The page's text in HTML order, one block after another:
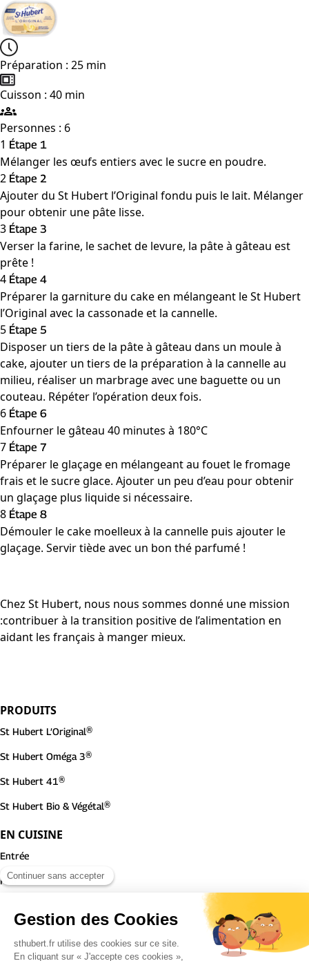
Préparation : 25 min
Cuisson : 40 min
Personnes : 6
1 Étape 1
Mélanger les œufs entiers avec le sucre en poudre.
2 Étape 2
Ajouter du St Hubert l’Original fondu puis le lait. Mélanger
pour obtenir une pâte lisse.
3 Étape 3
Verser la farine, le sachet de levure, la pâte à gâteau est
prête !
4 Étape 4
Préparer la garniture du cake en mélangeant le St Hubert
l’Original avec la cassonade et la cannelle.
5 Étape 5
Disposer un tiers de la pâte à gâteau dans un moule à
cake, ajouter un tiers de la préparation à la cannelle au
milieu, réaliser un marbrage avec une baguette ou un
couteau. Répéter l’opération deux fois.
6 Étape 6
Enfourner le gâteau 40 minutes à 180°C
7 Étape 7
Préparer le glaçage en mélangeant au fouet le fromage
frais et le sucre glace. Ajouter un peu d’eau pour obtenir
un glaçage plus liquide si nécessaire.
8 Étape 8
Démouler le cake moelleux à la cannelle puis ajouter le
glaçage. Servir tiède avec un bon thé parfumé !
Chez St Hubert, nous nous sommes donné une mission
:contribuer à la transition positive de l’alimentation en
aidant les français à manger mieux.
PRODUITS
St Hubert L’Original®
St Hubert Oméga 3®
St Hubert 41®
St Hubert Bio & Végétal®
EN CUISINE
Entrée
Plat
Notre histoire